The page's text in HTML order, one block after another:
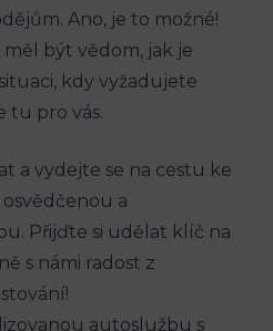
Ano, je to možné!
měl být vědom, jak je
kdy vyžadujete
tu pro ⁤vás.‍
a vydejte se na‌ cestu ke
a⁢
Přijďte si udělat ‍klíč ‌na
s ⁤námi radost z